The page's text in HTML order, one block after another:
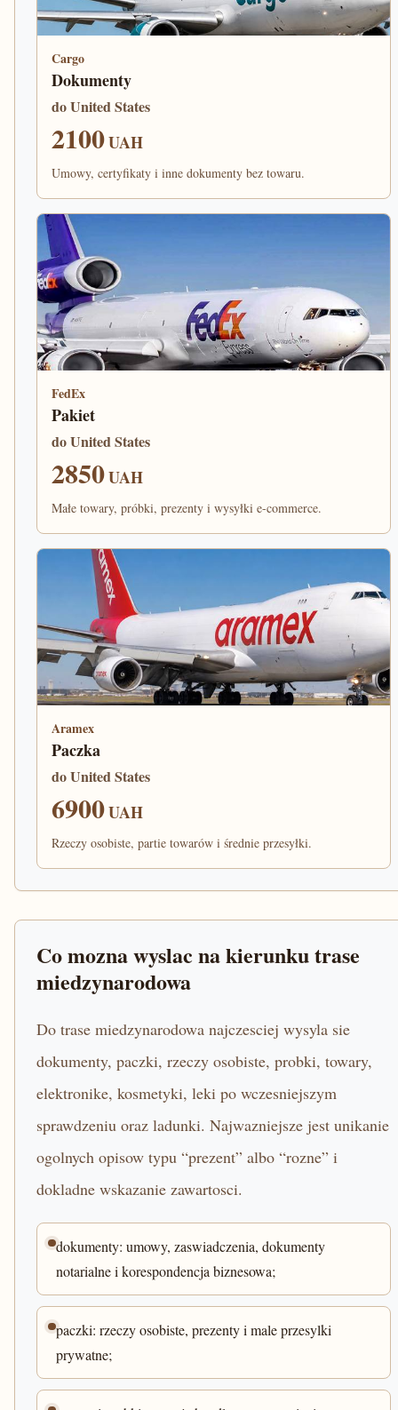
Cargo
Dokumenty
do United States
2100UAH
Umowy, certyfikaty i inne dokumenty bez towaru.
FedEx
Pakiet
do United States
2850UAH
Małe towary, próbki, prezenty i wysyłki e-commerce.
Aramex
Paczka
do United States
6900UAH
Rzeczy osobiste, partie towarów i średnie przesyłki.
Co mozna wyslac na kierunku trase
miedzynarodowa
Do trase miedzynarodowa najczesciej wysyla sie
dokumenty, paczki, rzeczy osobiste, probki, towary,
elektronike, kosmetyki, leki po wczesniejszym
sprawdzeniu oraz ladunki. Najwazniejsze jest unikanie
ogolnych opisow typu “prezent” albo “rozne” i
dokladne wskazanie zawartosci.
dokumenty: umowy, zaswiadczenia, dokumenty
notarialne i korespondencja biznesowa;
paczki: rzeczy osobiste, prezenty i male przesylki
prywatne;